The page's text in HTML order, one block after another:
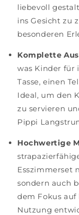
liebevoll
ins Gesicht zu
besonderen
Komplette
was Kinder für
Tasse, einen
Ideal, um den
zu servieren
Pippi
Hochwertige
Esszimmerset
sondern auch
dem Fokus
Nutzung